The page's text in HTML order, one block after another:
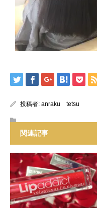
投稿者: anraku tetsu
関連記事